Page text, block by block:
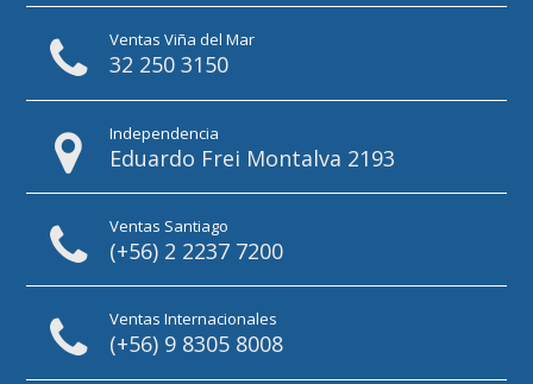
Ventas Viña del Mar
32 250 3150
Independencia
Eduardo Frei Montalva 2193
Ventas Santiago
(+56) 2 2237 7200
Ventas Internacionales
(+56) 9 8305 8008